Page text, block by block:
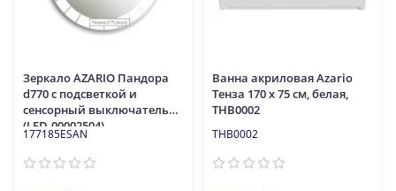
Зеркало AZARIO Пандора
d770 c подсветкой и
сенсорный выключатель
(LED-00002504)
177185ESAN
Ванна акриловая Azario
Тенза 170 x 75 см, белая,
ТНВ0002
ТНВ0002